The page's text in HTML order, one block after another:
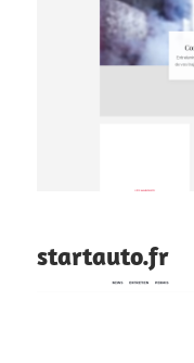
startauto.fr